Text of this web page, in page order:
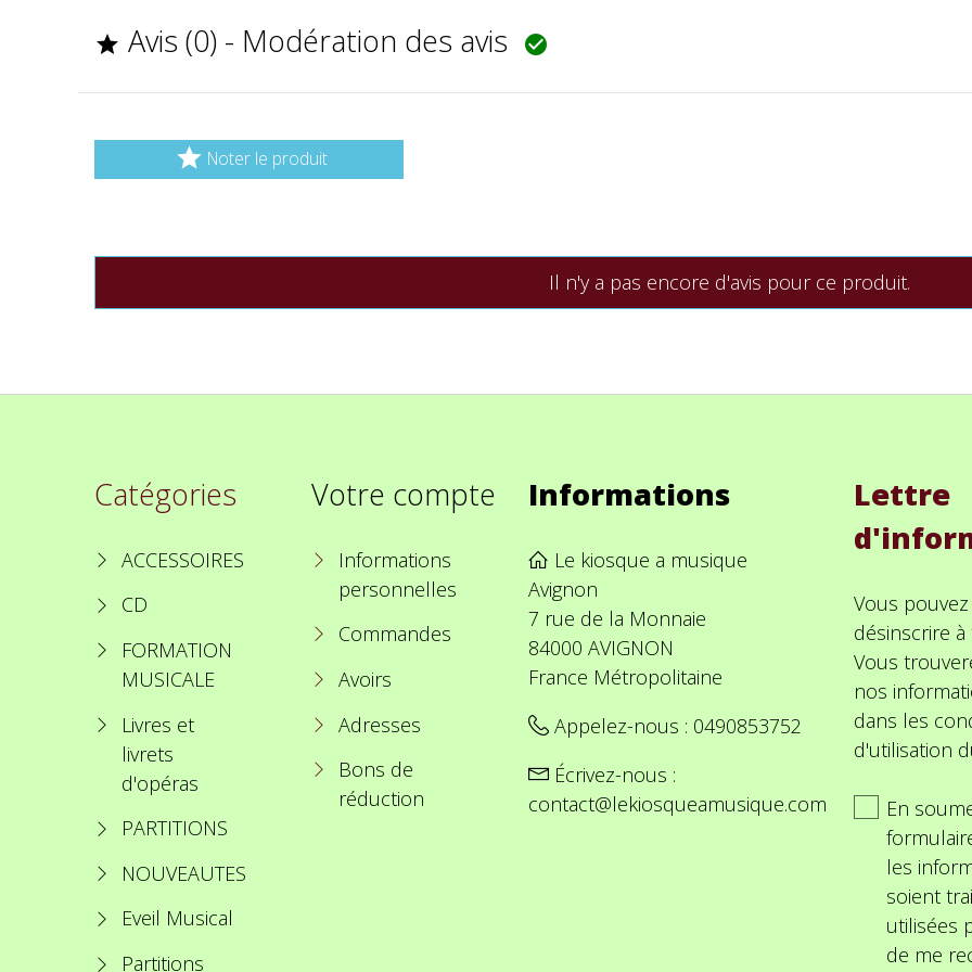
 Avis (0) - Modération des avis 
 Noter le produit
Il n'y a pas encore d'avis pour ce produit.
Catégories
ACCESSOIRES
CD
FORMATION
MUSICALE
Livres et
livrets
d'opéras
PARTITIONS
NOUVEAUTES
Eveil Musical
Partitions
Votre compte
Informations
personnelles
Commandes
Avoirs
Adresses
Bons de
réduction
Informations
Le kiosque a musique
Avignon
7 rue de la Monnaie
84000 AVIGNON
France Métropolitaine
Appelez-nous : 0490853752
Écrivez-nous :
contact@lekiosqueamusique.com
Lettre
Vous
désinscrire
Vous
nos
dans les
d'utilisation
En
les
soient
utilisées
de me